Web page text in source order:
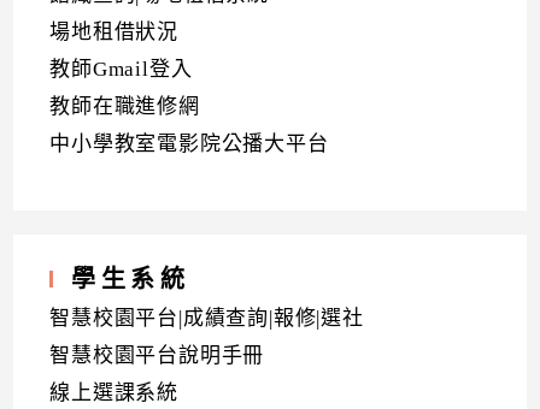
場地租借狀況
教師Gmail登入
教師在職進修網
中小學教室電影院公播大平台
學生系統
智慧校園平台|成績查詢|報修|選社
智慧校園平台說明手冊
線上選課系統